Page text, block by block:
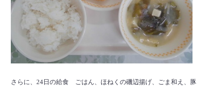
さらに、24日の給食 ごはん、ほねくの磯辺揚げ、ごま和え、豚